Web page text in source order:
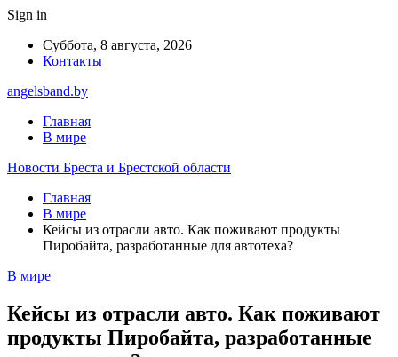
Sign in
Суббота, 8 августа, 2026
Контакты
angelsband.by
Главная
В мире
Новости Бреста и Брестской области
Главная
В мире
Кейсы из отрасли авто. Как поживают продукты
Пиробайта, разработанные для автотеха?
В мире
Кейсы из отрасли авто. Как поживают
продукты Пиробайта, разработанные